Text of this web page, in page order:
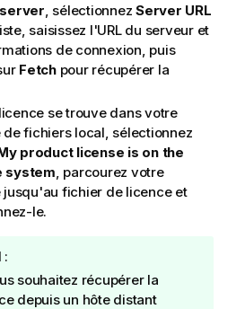
, sélectionnez Server URL
saisissez l'URL du serveur et
de connexion, puis
Fetchpour récupérer la
se trouve dans votre
de fichiers local, sélectionnez
product license is on the
system , parcourez votre
jusqu'au fichier de licence et
le.
:
souhaitez récupérer la
depuis un hôte distant